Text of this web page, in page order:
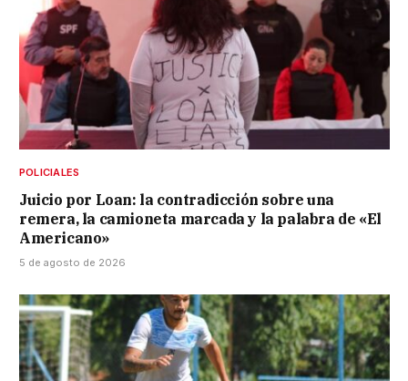
POLICIALES
Juicio por Loan: la contradicción sobre una
remera, la camioneta marcada y la palabra de «El
Americano»
5 de agosto de 2026